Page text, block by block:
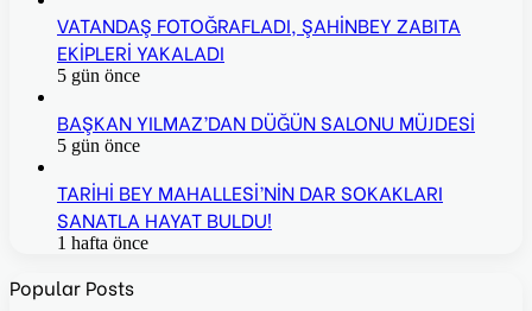
VATANDAŞ FOTOĞRAFLADI, ŞAHİNBEY ZABITA
EKİPLERİ YAKALADI
5 gün önce
BAŞKAN YILMAZ’DAN DÜĞÜN SALONU MÜJDESİ
5 gün önce
TARİHİ BEY MAHALLESİ’NİN DAR SOKAKLARI
SANATLA HAYAT BULDU!
1 hafta önce
Popular Posts